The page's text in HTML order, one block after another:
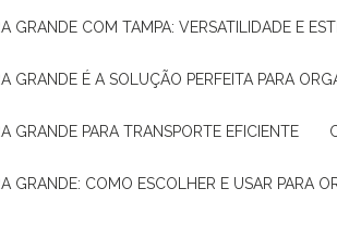
GRANDE COM TAMPA: VERSATILIDADE E
GRANDE É A SOLUÇÃO PERFEITA PARA
GRANDE PARA TRANSPORTE EFICIENTE
GRANDE: COMO ESCOLHER E USAR PARA